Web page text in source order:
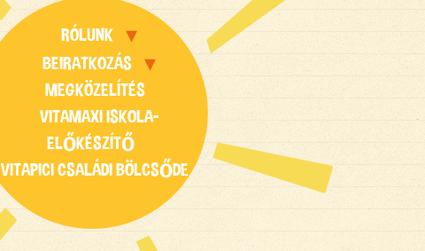
RÓLUNK
BEIRATKOZÁS
MEGKÖZELÍTÉS
VITAMAXI ISKOLA-
ELŐKÉSZÍTŐ
VITAPICI CSALÁDI BÖLCSŐDE